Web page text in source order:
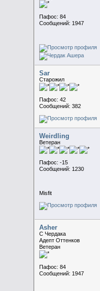
Пафос: 84
Сообщений: 1947
Sar
Старожил
Пафос: 42
Сообщений: 382
Weirdling
Ветеран
Пафос: -15
Сообщений: 1230
Misfit
Asher
C Чердака
Адепт Оттенков
Ветеран
Пафос: 84
Сообщений: 1947